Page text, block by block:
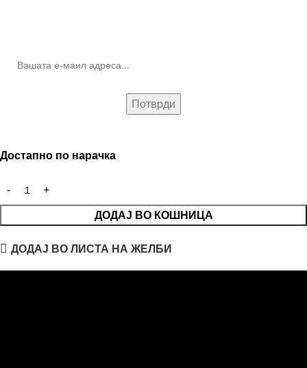
Достапно по нарачка
ДОДАЈ ВО КОШНИЦА
ДОДАЈ ВО ЛИСТА НА ЖЕЛБИ